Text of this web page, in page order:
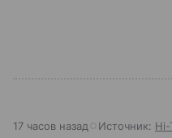
17 часов назад Источник: Hi-